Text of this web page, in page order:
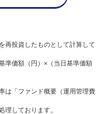
再投資したものとして計算して
準価額（円）×（当日基準価額
は「ファンド概要（運用管理費
しております。